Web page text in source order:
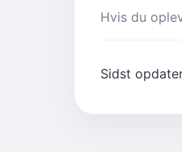
Hvis du
Sidst